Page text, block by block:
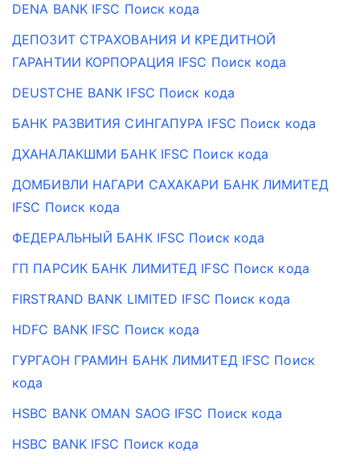
DENA BANK IFSC Поиск кода
ДЕПОЗИТ СТРАХОВАНИЯ И КРЕДИТНОЙ
ГАРАНТИИ КОРПОРАЦИЯ IFSC Поиск кода
DEUSTCHE BANK IFSC Поиск кода
БАНК РАЗВИТИЯ СИНГАПУРА IFSC Поиск кода
ДХАНАЛАКШМИ БАНК IFSC Поиск кода
ДОМБИВЛИ НАГАРИ САХАКАРИ БАНК ЛИМИТЕД
IFSC Поиск кода
ФЕДЕРАЛЬНЫЙ БАНК IFSC Поиск кода
ГП ПАРСИК БАНК ЛИМИТЕД IFSC Поиск кода
FIRSTRAND BANK LIMITED IFSC Поиск кода
HDFC BANK IFSC Поиск кода
ГУРГАОН ГРАМИН БАНК ЛИМИТЕД IFSC Поиск
кода
HSBC BANK OMAN SAOG IFSC Поиск кода
HSBC BANK IFSC Поиск кода